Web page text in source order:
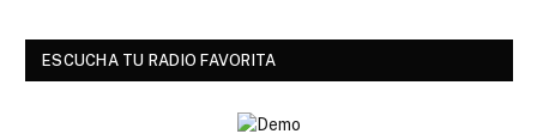
ESCUCHA TU RADIO FAVORITA